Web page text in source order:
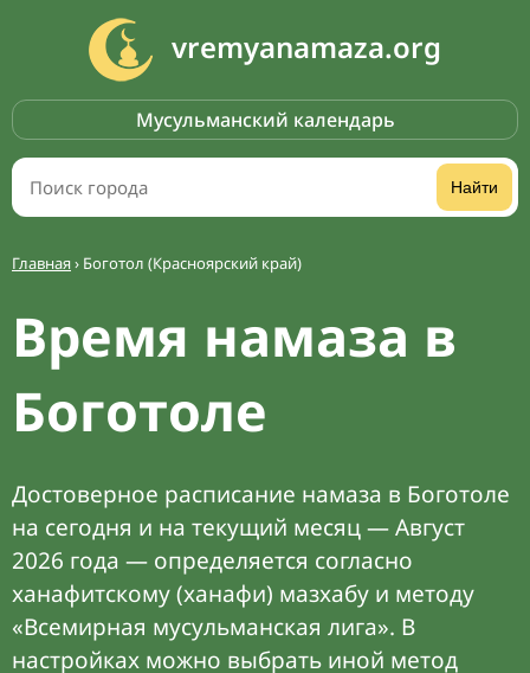
vremyanamaza.org
Мусульманский календарь
Найти
Главная› Боготол (Красноярский край)
Время намаза в
Боготоле
Достоверное расписание намаза в Боготоле
на сегодня и на текущий месяц — Август
2026 года — определяется согласно
ханафитскому (ханафи) мазхабу и методу
«Всемирная мусульманская лига». В
настройках можно выбрать иной метод